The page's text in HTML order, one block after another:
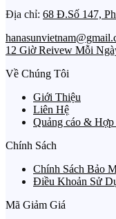
Địa chỉ: 68 Đ.Số 147,
12 Giờ Reivew Mỗi
Về Chúng Tôi
Giới Thiệu
Liên Hệ
Quảng cáo & Hợp
Chính Sách
Chính Sách Bảo
Điều Khoản Sử
Mã Giảm Giá